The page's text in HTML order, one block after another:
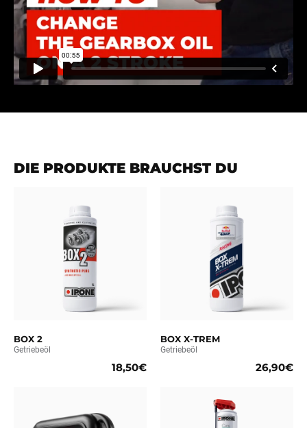
DIE PRODUKTE BRAUCHST DU
BOX 2
Getriebeöl
18,50€
BOX X-TREM
Getriebeöl
26,90€